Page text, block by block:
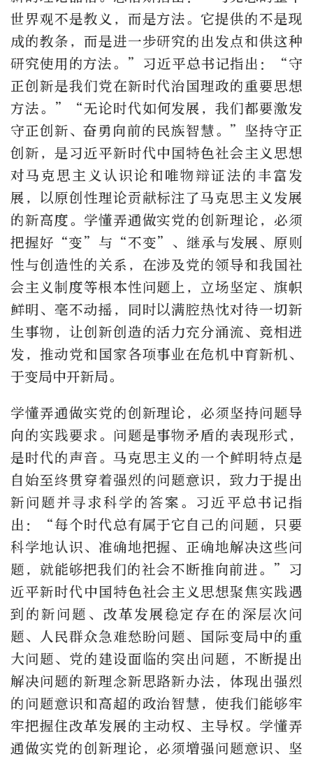
世界观不是教义，而是方法。它提供的不是现
成的教条，而是进一步研究的出发点和供这种
研究使用的方法。”习近平总书记指出：“守
正创新是我们党在新时代治国理政的重要思想
方法。”“无论时代如何发展，我们都要激发
守正创新、奋勇向前的民族智慧。”坚持守正
创新，是习近平新时代中国特色社会主义思想
对马克思主义认识论和唯物辩证法的丰富发
展，以原创性理论贡献标注了马克思主义发展
的新高度。学懂弄通做实党的创新理论，必须
把握好“变”与“不变”、继承与发展、原则
性与创造性的关系，在涉及党的领导和我国社
会主义制度等根本性问题上，立场坚定、旗帜
鲜明、毫不动摇，同时以满腔热忱对待一切新
生事物，让创新创造的活力充分涌流、竞相迸
发，推动党和国家各项事业在危机中育新机、
于变局中开新局。
学懂弄通做实党的创新理论，必须坚持问题导
向的实践要求。问题是事物矛盾的表现形式，
是时代的声音。马克思主义的一个鲜明特点是
自始至终贯穿着强烈的问题意识，致力于提出
新问题并寻求科学的答案。习近平总书记指
出：“每个时代总有属于它自己的问题，只要
科学地认识、准确地把握、正确地解决这些问
题，就能够把我们的社会不断推向前进。”习
近平新时代中国特色社会主义思想聚焦实践遇
到的新问题、改革发展稳定存在的深层次问
题、人民群众急难愁盼问题、国际变局中的重
大问题、党的建设面临的突出问题，不断提出
解决问题的新理念新思路新办法，体现出强烈
的问题意识和高超的政治智慧，使我们能够牢
牢把握住改革发展的主动权、主导权。学懂弄
通做实党的创新理论，必须增强问题意识、坚